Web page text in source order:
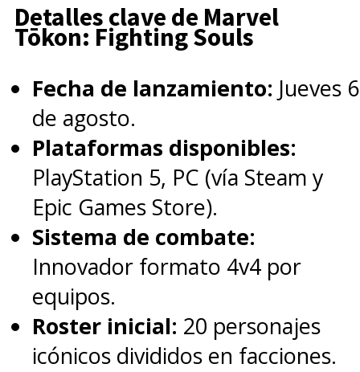
continuidad oficial de MCU
producida porMarvel Studios
y su elenco ya es prometedor.
♦ Pedro Pascal esReed
Richards / Sr. Fantástico
El chileno, reconocido
globalmente porThe
Mandalorian
y la adaptación de
The Last of Us, tiene la misión
que dar vista alcientífico e
Detalles clave de Marvel
Tōkon: Fighting Souls
Fecha de lanzamiento: Jueves 6
de agosto.
Plataformas disponibles:
PlayStation 5, PC (vía Steam y
Epic Games Store).
Sistema de combate:
Innovador formato 4v4 por
equipos.
Roster inicial: 20 personajes
icónicos divididos en facciones.